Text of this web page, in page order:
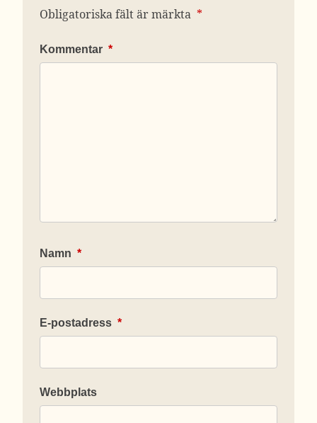
Obligatoriska fält är märkta *
Kommentar *
Namn *
E-postadress *
Webbplats